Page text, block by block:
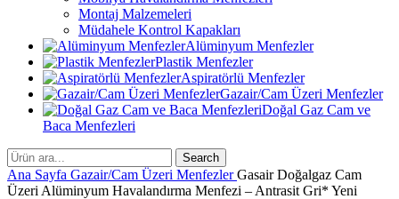
Montaj Malzemeleri
Müdahele Kontrol Kapakları
Alüminyum Menfezler
Plastik Menfezler
Aspiratörlü Menfezler
Gazair/Cam Üzeri Menfezler
Doğal Gaz Cam ve
Baca Menfezleri
Search
Ana Sayfa Gazair/Cam Üzeri MenfezlerGasair Doğalgaz Cam
Üzeri Alüminyum Havalandırma Menfezi – Antrasit Gri* Yeni